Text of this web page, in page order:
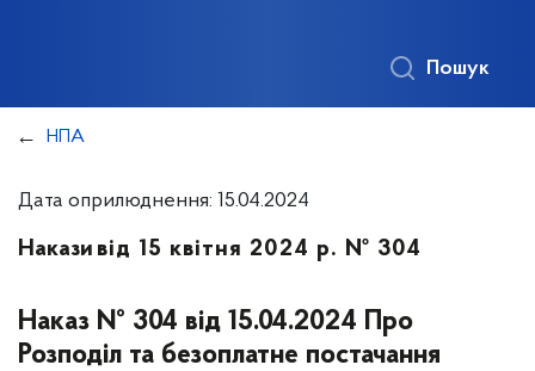
Пошук
НПА
Дата оприлюднення: 15.04.2024
Накази від 15 квітня 2024 р. № 304
Наказ № 304 від 15.04.2024 Про
Розподіл та безоплатне постачання